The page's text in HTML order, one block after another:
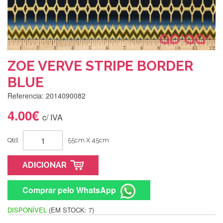
ZOE VERVE STRIPE BORDER
BLUE
Referencia: 2014090082
4.00€ c/ IVA
Qtd: 55cm X 45cm
ADICIONAR
Comprar pelo WhatsApp
DISPONÍVEL (EM STOCK: 7)